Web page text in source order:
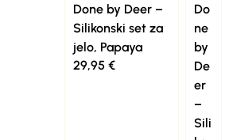
Done by Deer –
Silikonski set za
jelo, Papaya
29,95 €
Do
ne
by
De
er
–
Sili